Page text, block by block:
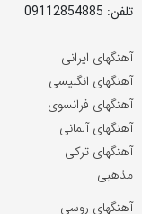
تلفن: 09112854885
آهنگهای ایرانی
آهنگهای انگلیسی
آهنگهای فرانسوی
آهنگهای آلمانی
آهنگهای ترکی
مذهبی
آهنگهای روسی